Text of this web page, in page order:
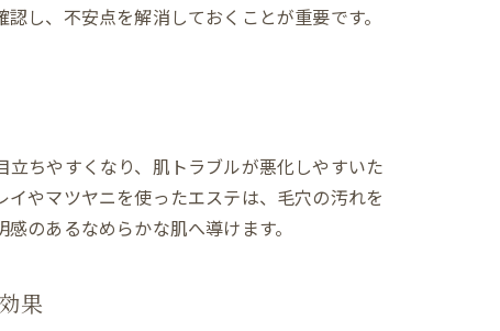
し、不安点を解消しておくことが重要です。
ちやすくなり、肌トラブルが悪化しやすいた
やマツヤニを使ったエステは、毛穴の汚れを
のあるなめらかな肌へ導けます。
果